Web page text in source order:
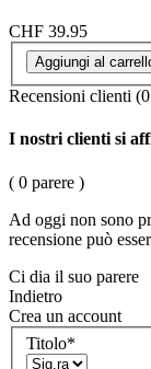
CHF 39.95
Aggiungi al
Recensioni clienti
I nostri clienti si
( 0 parere )
Ad oggi non sono
recensione può
Ci dia il suo parere
Indietro
Crea un account
Titolo*